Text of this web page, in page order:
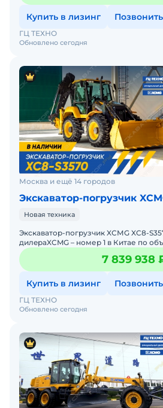
Купить в лизинг Позвонить
Обновлено сегодня
ГЦ ТЕХНО
Москва и ещё 14 городов
Экскаватор-погрузчик
Новая техника
Экcкaвaтop-погрузчик XСМG XC8-
дилepаXCMG – номер 1 в Китае по
продаж.Позвоните прямо ceйчaс, и
цeну Б
7 839 938
Купить в лизинг Позвонить
Обновлено сегодня
ГЦ ТЕХНО